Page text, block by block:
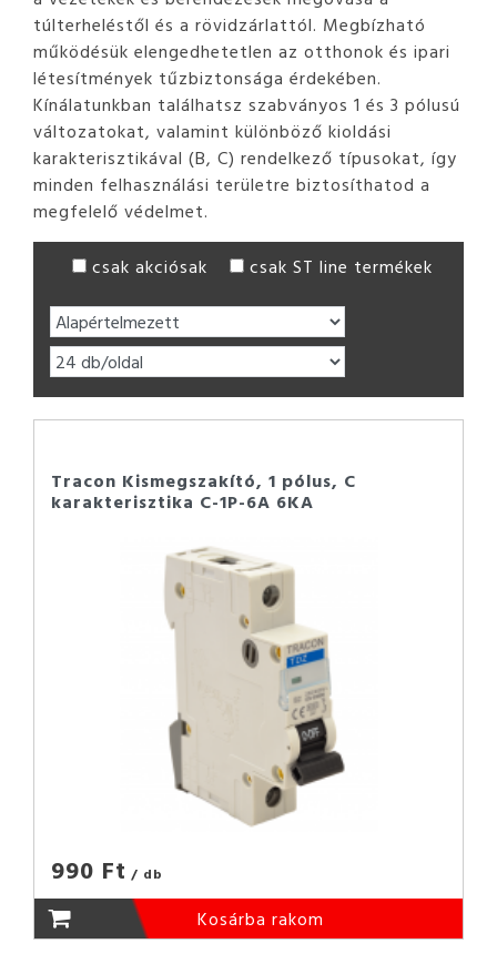
túlterheléstől és a rövidzárlattól. Megbízható
működésük elengedhetetlen az otthonok és ipari
létesítmények tűzbiztonsága érdekében.
Kínálatunkban találhatsz szabványos 1 és 3 pólusú
változatokat, valamint különböző kioldási
karakterisztikával (B, C) rendelkező típusokat, így
minden felhasználási területre biztosíthatod a
megfelelő védelmet.
csak akciósak csak ST line termékek
Tracon Kismegszakító, 1 pólus, C
karakterisztika C-1P-6A 6KA
990 Ft / db
Kosárba rakom